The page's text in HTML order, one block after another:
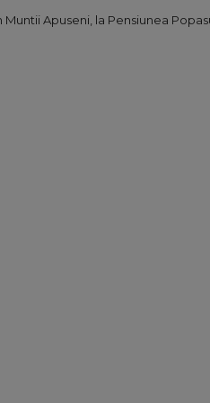
Muntii Apuseni, la Pensiunea